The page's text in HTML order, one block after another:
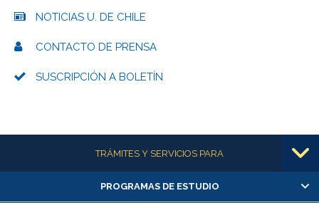
NOTICIAS U. DE CHILE
CONTACTO DE PRENSA
SUSCRIPCIÓN A BOLETÍN
Más informaciónTRÁMITES Y SERVICIOS PARA
Alumnas/os y exalumnas/os
PROGRAMAS DE ESTUDIO